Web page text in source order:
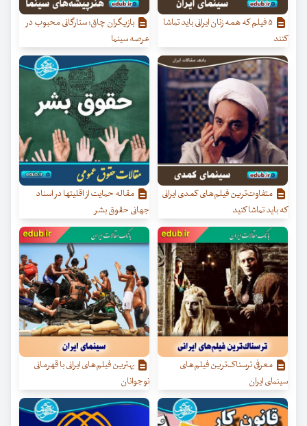
۵ فیلم که همه زنان ایرانی باید تماشا
کنند
بازیگران چاق؛ ستارگانی محبوب در
عرصه سینما
متفاوت‌ترین فیلم‌های کمدی ایرانی
که باید تماشا کنید
مقاله حمایت از اقلیتها در اسناد
جهانی حقوق بشر
معرفی ترسناک‌ترین فیلم‌های
سینمای ایران
بهترین فیلم‌های ایرانی با قهرمانی
نوجوانان